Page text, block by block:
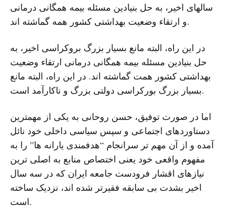
سالهای اخیر، به حل بنیادین مسئله بیمه همگانی درمانی
و ارتقاء وضعیت بهداشتی کشور همه گماشته اند.
در این راه، البته مانع بسیار بزرگ بروکراسی اخیر، به
حل بنیادین مسئله بیمه همگانی درمانی ارتقاء وضعیت
بهداشتی کشور همت گماشته اند. در این راه، البته مانع
بسیار بزرگ بورکراسی دولتی بزرگ و ناکارآمد است.
اما در صورت توفیق، حسن روحانی به یکی از مهمترین
دستاوردهای اجتماعی و سپس سیاسی داخلی خود نائل
آمده و از آن مهم تر سرانجام “هدفمندی یارانه ها” را به
مفهوم واقعی خود یعنی اختصاص منابع به اصلی ترین
نیازهای اقشار فرودست جامعه ایران که در سه سال
اخیر بشدت بی سابقه فقیرتر شده اند، نزدیک ساخته
است.